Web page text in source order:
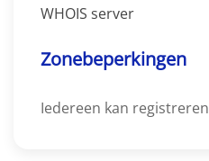
WHOIS server
Zonebeperkingen
Iedereen kan registreren